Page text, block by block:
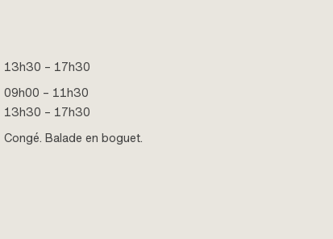
13h30 – 17h30
09h00 – 11h30
13h30 – 17h30
Congé. Balade en boguet.